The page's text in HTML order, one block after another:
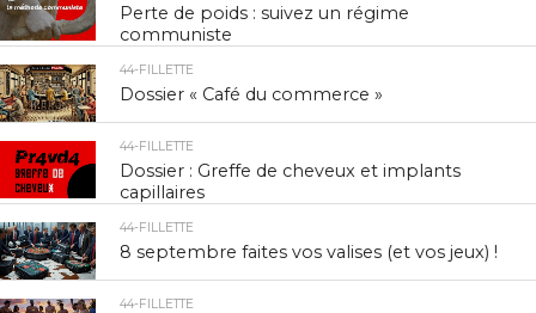
Perte de poids : suivez un régime
communiste
44-FILLETTE
Dossier « Café du commerce »
44-FILLETTE
Dossier : Greffe de cheveux et implants
capillaires
44-FILLETTE
8 septembre faites vos valises (et vos jeux) !
44-FILLETTE